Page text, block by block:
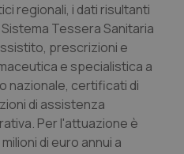
regionali, i dati risultanti
Tessera Sanitaria
prescrizioni e
e specialistica a
nazionale, certificati di
di assistenza
Per l'attuazione è
di euro annui a